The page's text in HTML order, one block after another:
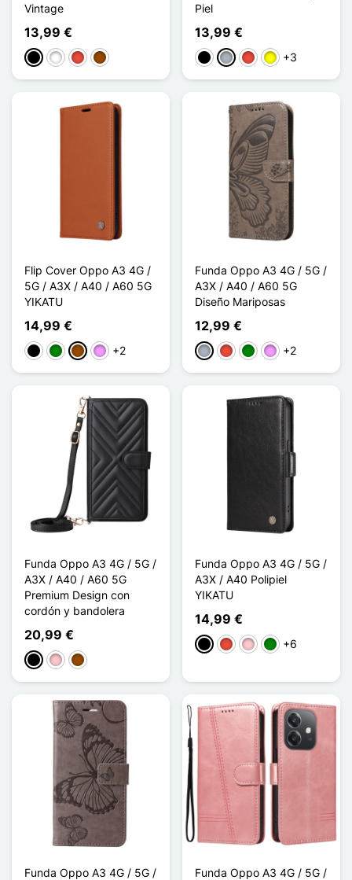
Vintage
13,99 €
NegroBlancoRojoMarrón
Piel
13,99 €
Negro
Gris RojoAmarillo
+3
Flip Cover Oppo A3 4G /
5G / A3X / A40 / A60 5G
YIKATU
14,99 €
NegroVerdeMarrónMorado claro
+2
Funda Oppo A3 4G / 5G /
A3X / A40 / A60 5G
Diseño Mariposas
12,99 €
Gris RojoVerdeMorado claro
+2
Funda Oppo A3 4G / 5G /
A3X / A40 / A60 5G
Premium Design con
cordón y bandolera
20,99 €
NegroRosaMarrón
Funda Oppo A3 4G / 5G /
A3X / A40 Polipiel
YIKATU
14,99 €
NegroRojoRosaVerde
+6
Funda Oppo A3 4G / 5G /
Funda Oppo A3 4G / 5G /